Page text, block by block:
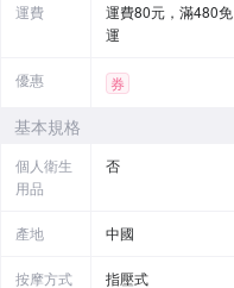
運費
運費80元，滿480免
運
優惠 券
基本規格
個人衛生
用品
否
產地 中國
按摩方式 指壓式